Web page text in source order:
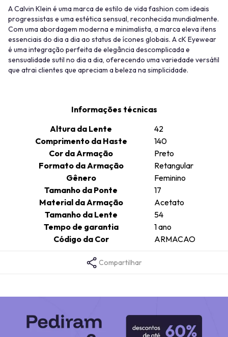
A Calvin Klein é uma marca de estilo de vida fashion com ideais
progressistas e uma estética sensual, reconhecida mundialmente.
Com uma abordagem moderna e minimalista, a marca eleva itens
essenciais do dia a dia ao status de ícones globais. A cK Eyewear
é uma integração perfeita de elegância descomplicada e
sensualidade sutil no dia a dia, oferecendo uma variedade versátil
que atrai clientes que apreciam a beleza na simplicidade.
Informações técnicas
Altura da Lente
42
Comprimento da Haste
140
Cor da Armação
Preto
Formato da Armação
Retangular
Gênero
Feminino
Tamanho da Ponte
17
Material da Armação
Acetato
Tamanho da Lente
54
Tempo de garantia
1 ano
Código da Cor
ARMACAO
Compartilhar